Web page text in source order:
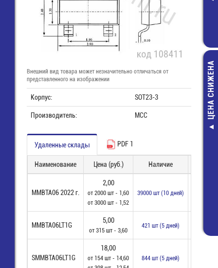
(5х20) стекло
6,00 руб.
ножевая авто (м) 6,3
мм2, изол.
21,60 руб.
11,90 руб.
ЦЕНА СНИЖЕНА
Внешний вид товара может незначительно отличаться от
представленного на изображении
Корпус: SOT23-3
Производитель: MCC
Удаленные склады PDF 1
Наименование Цена (руб.) Наличие
MMBTA06 2022 г.
2,00
от 2000 шт - 1,60
от 3000 шт - 1,52
39000 шт (10 дней)
MMBTA06LT1G
5,00
от 315 шт - 3,60
421 шт (5 дней)
SMMBTA06LT1G
18,00
от 154 шт - 14,60
844 шт (5 дней)